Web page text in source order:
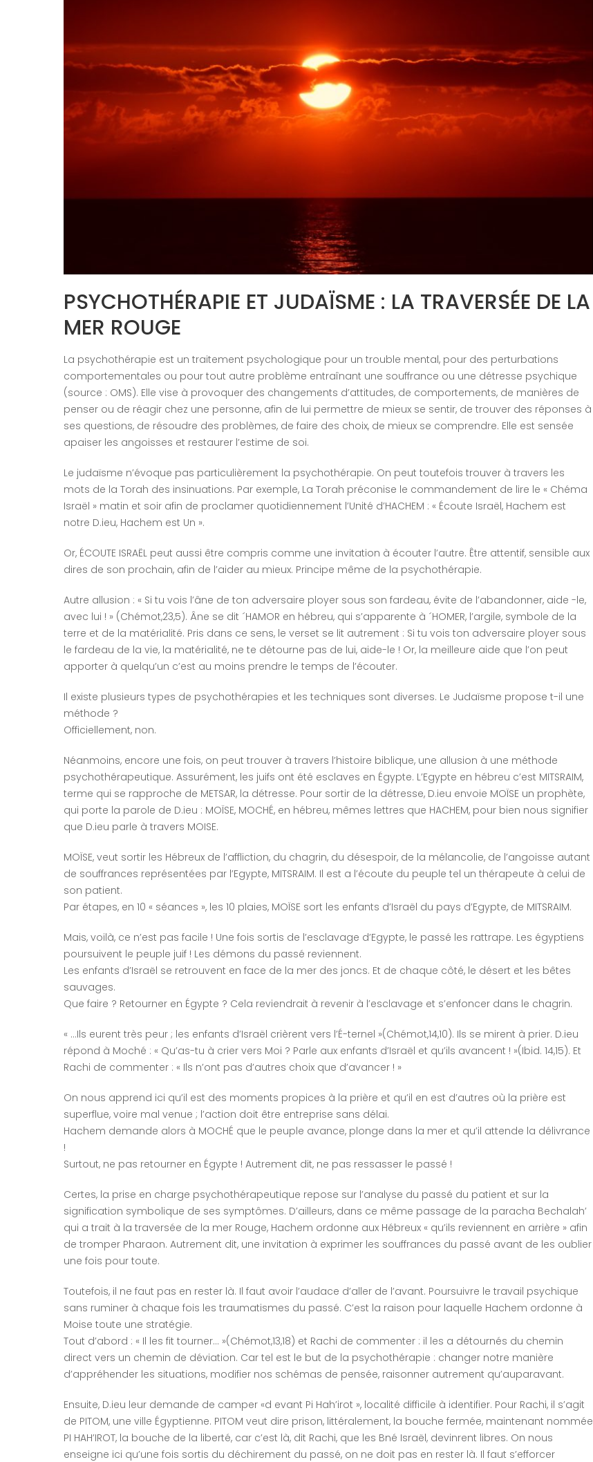
PSYCHOTHÉRAPIE ET JUDAÏSME : LA TRAVERSÉE DE LA
MER ROUGE
La psychothérapie est un traitement psychologique pour un trouble mental, pour des perturbations
comportementales ou pour tout autre problème entraînant une souffrance ou une détresse psychique
(source : OMS). Elle vise à provoquer des changements d’attitudes, de comportements, de manières de
penser ou de réagir chez une personne, afin de lui permettre de mieux se sentir, de trouver des réponses à
ses questions, de résoudre des problèmes, de faire des choix, de mieux se comprendre. Elle est sensée
apaiser les angoisses et restaurer l’estime de soi.
Le judaïsme n’évoque pas particulièrement la psychothérapie. On peut toutefois trouver à travers les
mots de la Torah des insinuations. Par exemple, La Torah préconise le commandement de lire le « Chéma
Israël » matin et soir afin de proclamer quotidiennement l’Unité d’HACHEM : « Écoute Israël, Hachem est
notre D.ieu, Hachem est Un ».
Or, ÉCOUTE ISRAËL peut aussi être compris comme une invitation à écouter l’autre. Être attentif, sensible aux
dires de son prochain, afin de l’aider au mieux. Principe même de la psychothérapie.
Autre allusion : « Si tu vois l’âne de ton adversaire ployer sous son fardeau, évite de l’abandonner, aide -le,
avec lui ! » (Chémot,23,5). Âne se dit ´HAMOR en hébreu, qui s’apparente à ´HOMER, l’argile, symbole de la
terre et de la matérialité. Pris dans ce sens, le verset se lit autrement : Si tu vois ton adversaire ployer sous
le fardeau de la vie, la matérialité, ne te détourne pas de lui, aide-le ! Or, la meilleure aide que l’on peut
apporter à quelqu’un c’est au moins prendre le temps de l’écouter.
Il existe plusieurs types de psychothérapies et les techniques sont diverses. Le Judaïsme propose t-il une
méthode ?
Officiellement, non.
Néanmoins, encore une fois, on peut trouver à travers l’histoire biblique, une allusion à une méthode
psychothérapeutique. Assurément, les juifs ont été esclaves en Égypte. L’Egypte en hébreu c’est MITSRAIM,
terme qui se rapproche de METSAR, la détresse. Pour sortir de la détresse, D.ieu envoie MOÏSE un prophète,
qui porte la parole de D.ieu : MOÏSE, MOCHÉ, en hébreu, mêmes lettres que HACHEM, pour bien nous signifier
que D.ieu parle à travers MOISE.
MOÏSE, veut sortir les Hébreux de l’affliction, du chagrin, du désespoir, de la mélancolie, de l’angoisse autant
de souffrances représentées par l’Egypte, MITSRAIM. Il est a l’écoute du peuple tel un thérapeute à celui de
son patient.
Par étapes, en 10 « séances », les 10 plaies, MOÏSE sort les enfants d’Israël du pays d’Egypte, de MITSRAIM.
Mais, voilà, ce n’est pas facile ! Une fois sortis de l’esclavage d’Egypte, le passé les rattrape. Les égyptiens
poursuivent le peuple juif ! Les démons du passé reviennent.
Les enfants d’Israël se retrouvent en face de la mer des joncs. Et de chaque côté, le désert et les bêtes
sauvages.
Que faire ? Retourner en Égypte ? Cela reviendrait à revenir à l’esclavage et s’enfoncer dans le chagrin.
« …Ils eurent très peur ; les enfants d’Israël crièrent vers l’É-ternel »(Chémot,14,10). Ils se mirent à prier. D.ieu
répond à Moché : « Qu’as-tu à crier vers Moi ? Parle aux enfants d’Israël et qu’ils avancent ! »(Ibid. 14,15). Et
Rachi de commenter : « Ils n’ont pas d’autres choix que d’avancer ! »
On nous apprend ici qu’il est des moments propices à la prière et qu’il en est d’autres où la prière est
superflue, voire mal venue ; l’action doit être entreprise sans délai.
Hachem demande alors à MOCHÉ que le peuple avance, plonge dans la mer et qu’il attende la délivrance
!
Surtout, ne pas retourner en Égypte ! Autrement dit, ne pas ressasser le passé !
Certes, la prise en charge psychothérapeutique repose sur l’analyse du passé du patient et sur la
signification symbolique de ses symptômes. D’ailleurs, dans ce même passage de la paracha Bechalah’
qui a trait à la traversée de la mer Rouge, Hachem ordonne aux Hébreux « qu’ils reviennent en arrière » afin
de tromper Pharaon. Autrement dit, une invitation à exprimer les souffrances du passé avant de les oublier
une fois pour toute.
Toutefois, il ne faut pas en rester là. Il faut avoir l’audace d’aller de l’avant. Poursuivre le travail psychique
sans ruminer à chaque fois les traumatismes du passé. C’est la raison pour laquelle Hachem ordonne à
Moise toute une stratégie.
Tout d’abord : « Il les fit tourner… »(Chémot,13,18) et Rachi de commenter : il les a détournés du chemin
direct vers un chemin de déviation. Car tel est le but de la psychothérapie : changer notre manière
d’appréhender les situations, modifier nos schémas de pensée, raisonner autrement qu’auparavant.
Ensuite, D.ieu leur demande de camper «d evant Pi Hah’irot », localité difficile à identifier. Pour Rachi, il s’agit
de PITOM, une ville Égyptienne. PITOM veut dire prison, littéralement, la bouche fermée, maintenant nommée
PI HAH’IROT, la bouche de la liberté, car c’est là, dit Rachi, que les Bné Israël, devinrent libres. On nous
enseigne ici qu’une fois sortis du déchirement du passé, on ne doit pas en rester là. Il faut s’efforcer